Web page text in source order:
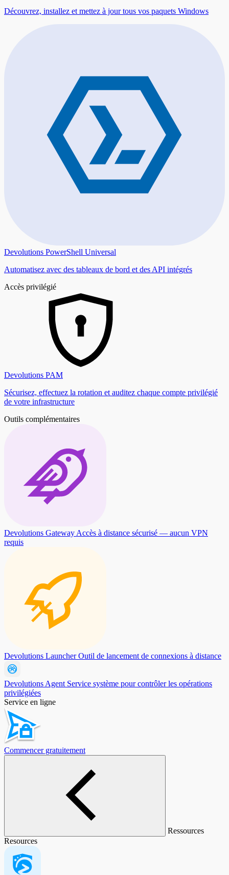
Découvrez, installez et mettez à jour tous vos paquets Windows
Devolutions PowerShell Universal
Automatisez avec des tableaux de bord et des API intégrés
Accès privilégié
Devolutions PAM
Sécurisez, effectuez la rotation et auditez chaque compte privilégié
de votre infrastructure
Outils complémentaires
Devolutions Gateway Accès à distance sécurisé — aucun VPN
requis
Devolutions Launcher Outil de lancement de connexions à distance
Devolutions Agent Service système pour contrôler les opérations
privilégiées
Service en ligne
Commencer gratuitement
Ressources
Resources